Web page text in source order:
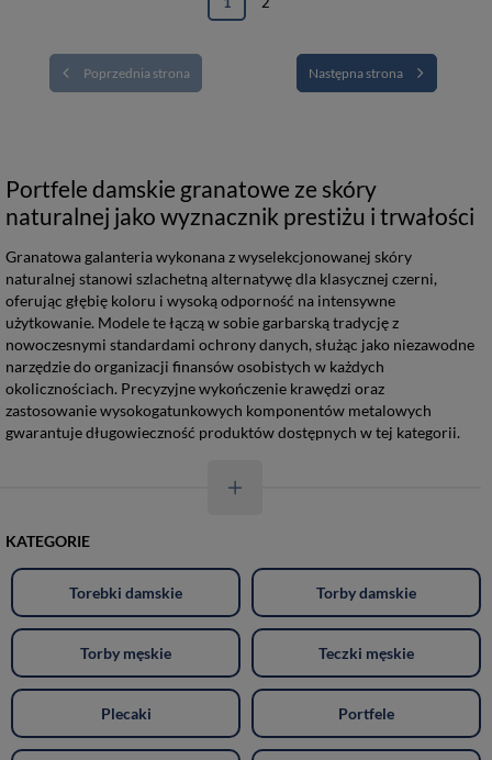
Poprzednia strona Następna strona
Portfele damskie granatowe ze skóry
naturalnej jako wyznacznik prestiżu i trwałości
Granatowa galanteria wykonana z wyselekcjonowanej skóry
naturalnej stanowi szlachetną alternatywę dla klasycznej czerni,
oferując głębię koloru i wysoką odporność na intensywne
użytkowanie. Modele te łączą w sobie garbarską tradycję z
nowoczesnymi standardami ochrony danych, służąc jako niezawodne
narzędzie do organizacji finansów osobistych w każdych
okolicznościach. Precyzyjne wykończenie krawędzi oraz
zastosowanie wysokogatunkowych komponentów metalowych
gwarantuje długowieczność produktów dostępnych w tej kategorii.
KATEGORIE
Torebki damskie Torby damskie
Torby męskie Teczki męskie
Plecaki Portfele